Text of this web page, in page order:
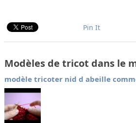
Pin It
Modèles de tricot dans le
modèle tricoter nid d abeille